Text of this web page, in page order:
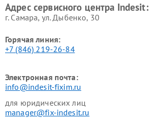
Адрес сервисного центра Indesit:
г. Самара, ул. Дыбенко, 30
Горячая линия:
+7 (846) 219-26-84
Электронная почта:
info@indesit-fixim.ru
для юридических лиц
manager@fix-indesit.ru